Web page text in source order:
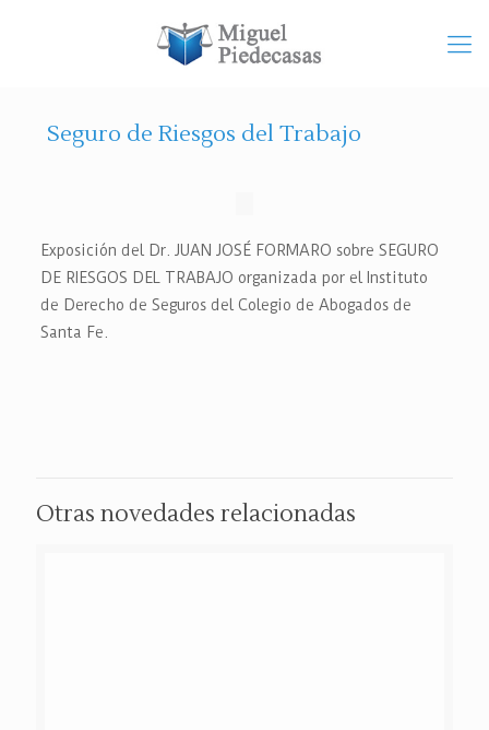
Seguro de Riesgos del Trabajo
Exposición del Dr. JUAN JOSÉ FORMARO sobre SEGURO
DE RIESGOS DEL TRABAJO organizada por el Instituto
de Derecho de Seguros del Colegio de Abogados de
Santa Fe.
Otras novedades relacionadas